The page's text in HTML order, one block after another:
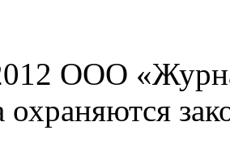
ООО
охраняются